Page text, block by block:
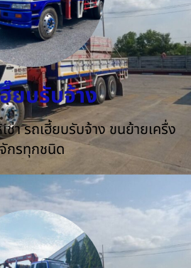
ยบรับจ้าง
า รถเฮี้ยบรับจ้าง ขนย้ายเครื่ง
จักรทุกชนิด